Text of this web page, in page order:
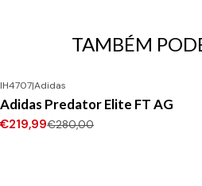
TAMBÉM
DESCONTO
IH4707|Adidas
Adidas Predator Elite FT AG
€219,99€280,00